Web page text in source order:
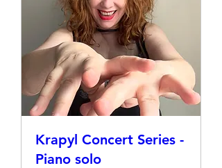
Krapyl Concert Series -
Piano solo